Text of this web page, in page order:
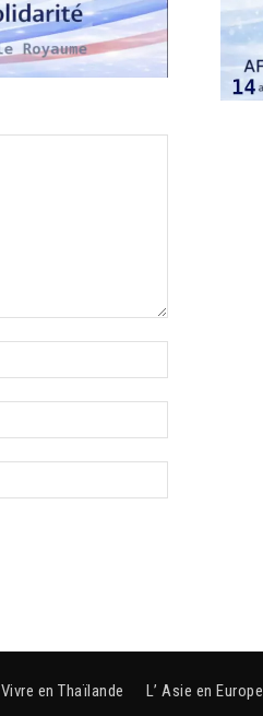
Vivre en Thaïlande L’ Asie en Europe